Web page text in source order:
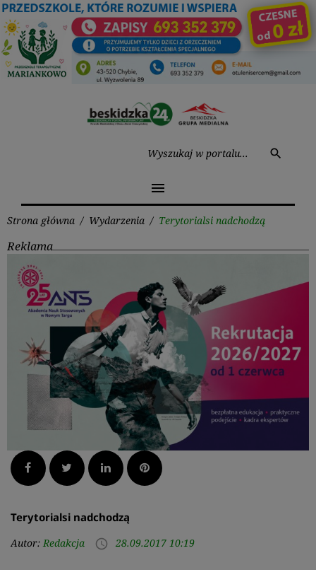
Przejdź
do
treści
search
menu
Strona główna / Wydarzenia / Terytorialsi nadchodzą
Reklama
Facebook Twitter LinkedInPinterest
Terytorialsi nadchodzą
Autor: Redakcja access_time 28.09.2017 10:19